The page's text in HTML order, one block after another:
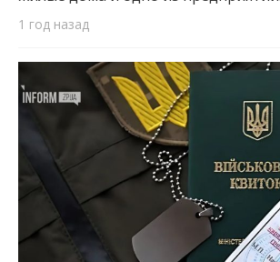
1 год назад